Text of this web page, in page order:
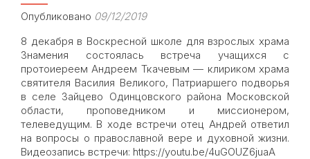
Опубликовано 09/12/2019
8 декабря в Воскресной школе для взрослых храма
Знамения состоялась встреча учащихся с
протоиереем Андреем Ткачевым — клириком храма
святителя Василия Великого, Патриаршего подворья
в селе Зайцево Одинцовского района Московской
области, проповедником и миссионером,
телеведущим. В ходе встречи отец Андрей ответил
на вопросы о православной вере и духовной жизни.
Видеозапись встречи: https://youtu.be/4uGOUZ6juaA